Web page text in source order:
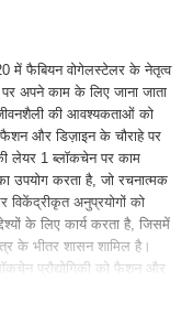
में फैबियन वोगेलस्टेलर के नेतृत्व
पर अपने काम के लिए जाना जाता
की आवश्यकताओं को
फैशन और डिज़ाइन के चौराहे पर
लेयर 1 ब्लॉकचेन पर काम
करता है, जो रचनात्मक
विकेंद्रीकृत अनुप्रयोगों को
के लिए कार्य करता है, जिसमें
के भीतर शासन शामिल है।
प्रौद्योगिकी को फैशन और
और पहचान को बढ़ावा देता